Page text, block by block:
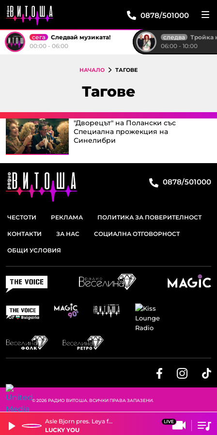
Asle Bjorn pres. Leya feat. Anne K
LUCKY YOU
0878/501000
сега
Следвай музиката!
00:00 - 06:00
следва
Тройка на
06:00 - 10:00
НАЧАЛО ТАГОВЕ
Тагове
"Дворецът" на Полански със
Специална прожекция на
Синелибри
0878/501000
ЧЕСТОТИ РЕКЛАМА ПОЛИТИКА ЗА ПОВЕРИТЕЛНОСТ
КОНТАКТИ ЗА НАС СОЦИАЛНА ОТГОВОРНОСТ
ОБЩИ УСЛОВИЯ
© 2026 РАДИО ВИТОША. ВСИЧКИ ПРАВА ЗАПАЗЕНИ.